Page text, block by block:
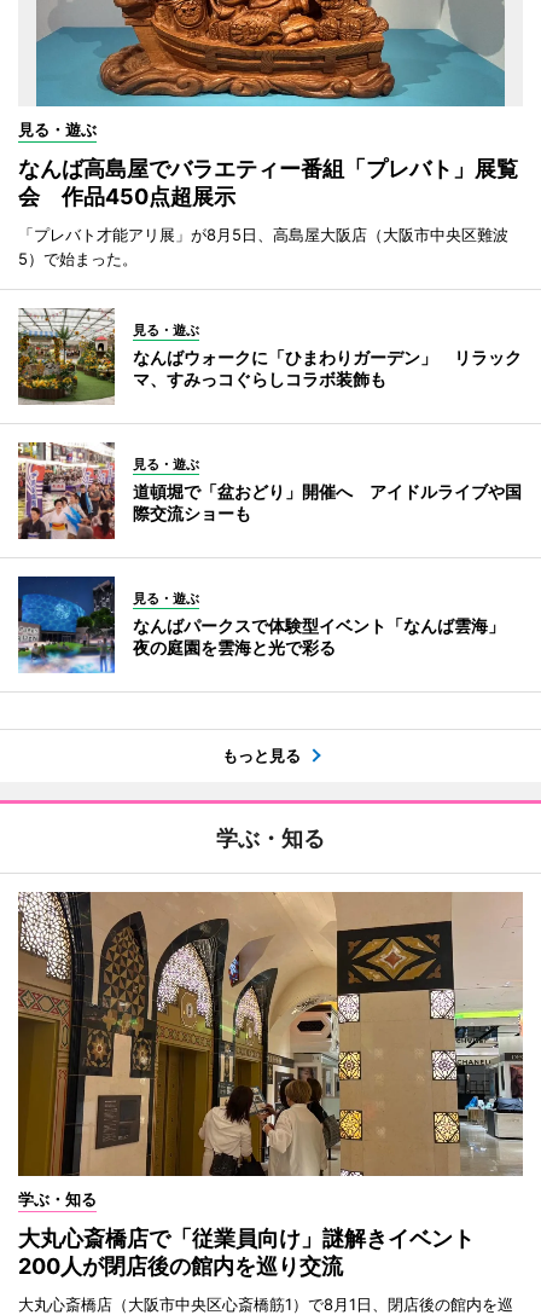
見る・遊ぶ
なんば高島屋でバラエティー番組「プレバト」展覧
会 作品450点超展示
「プレバト才能アリ展」が8月5日、高島屋大阪店（大阪市中央区難波
5）で始まった。
見る・遊ぶ
なんばウォークに「ひまわりガーデン」 リラック
マ、すみっコぐらしコラボ装飾も
見る・遊ぶ
道頓堀で「盆おどり」開催へ アイドルライブや国
際交流ショーも
見る・遊ぶ
なんばパークスで体験型イベント「なんば雲海」
夜の庭園を雲海と光で彩る
もっと見る
学ぶ・知る
学ぶ・知る
大丸心斎橋店で「従業員向け」謎解きイベント
200人が閉店後の館内を巡り交流
大丸心斎橋店（大阪市中央区心斎橋筋1）で8月1日、閉店後の館内を巡